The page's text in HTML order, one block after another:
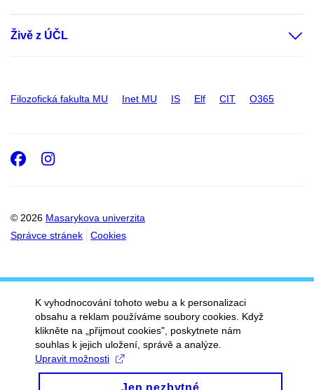
Živě z ÚČL
Filozofická fakulta MU Inet MU IS Elf CIT O365
© 2026 Masarykova univerzita
Správce stránek
Cookies
Facebook
Instagram
K vyhodnocování tohoto webu a k personalizaci
obsahu a reklam používáme soubory cookies. Když
klikněte na „přijmout cookies", poskytnete nám
souhlas k jejich uložení, správě a analýze.
Upravit možnosti
Jen nezbytné